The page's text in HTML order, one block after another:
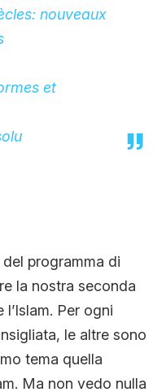
nouveaux
et
programma di
la nostra seconda
Per ogni
le altre sono
tema quella
Ma non vedo nulla